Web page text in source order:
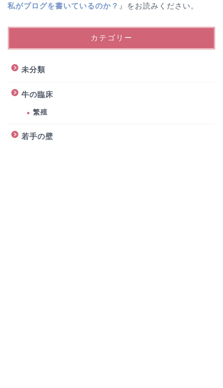
私がブログを書いているのか？ 』をお読みください。
カテゴリー
未分類
牛の臨床
繁殖
若手の壁